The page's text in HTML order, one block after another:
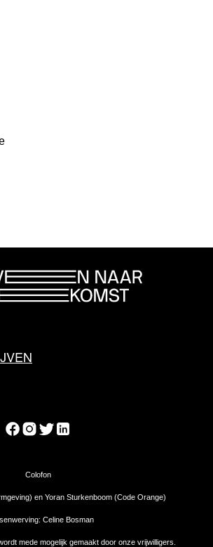
Colofon
en Yoran Sturkenboom (Code Orange)
Celine Bosman
mede mogelijk gemaakt door onze vrijwilligers.